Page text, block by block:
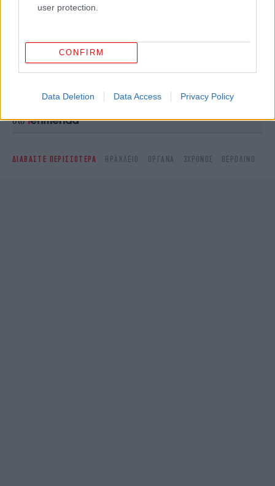
user protection.
CONFIRM
Data Deletion Data Access Privacy Policy
ΠΕΡΙΣΣΟΤΕΡΑ ΒΙΝΤΕΟ
Ακολουθήστε το στο Google News
στο
ΔΙΑΒΑΣΤΕ ΠΕΡΙΣΣΟΤΕΡΑ ΗΡΆΚΛΕΙΟ ΌΡΓΑΝΑ 3ΧΡΟΝΟΣ ΒΕΡΟΛΊΝΟ